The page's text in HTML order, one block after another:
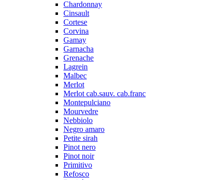
Chardonnay
Cinsault
Cortese
Corvina
Gamay
Garnacha
Grenache
Lagrein
Malbec
Merlot
Merlot cab.sauv. cab.franc
Montepulciano
Mourvedre
Nebbiolo
Negro amaro
Petite sirah
Pinot nero
Pinot noir
Primitivo
Refosco